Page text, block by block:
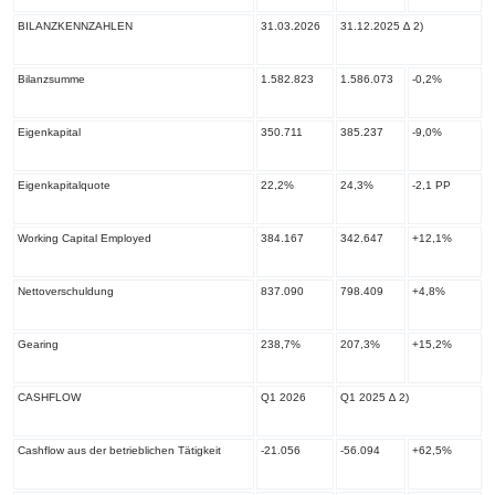
BILANZKENNZAHLEN 31.03.2026 31.12.2025 ∆ 2)
Bilanzsumme 1.582.823 1.586.073 -0,2%
Eigenkapital 350.711 385.237 -9,0%
Eigenkapitalquote 22,2% 24,3% -2,1 PP
Working Capital Employed 384.167 342.647 +12,1%
Nettoverschuldung 837.090 798.409 +4,8%
Gearing 238,7% 207,3% +15,2%
CASHFLOW Q1 2026 Q1 2025 ∆ 2)
Cashflow aus der betrieblichen Tätigkeit -21.056 -56.094 +62,5%